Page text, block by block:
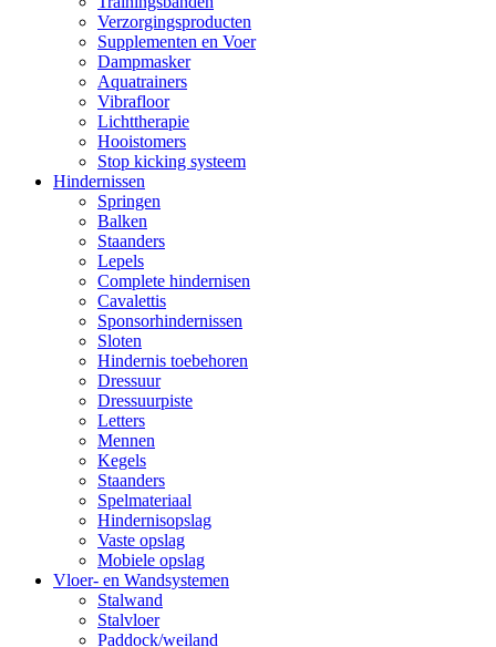
Verzorgingsproducten
Supplementen en Voer
Dampmasker
Aquatrainers
Vibrafloor
Lichttherapie
Hooistomers
Stop kicking systeem
Hindernissen
Springen
Balken
Staanders
Lepels
Complete hindernisen
Cavalettis
Sponsorhindernissen
Sloten
Hindernis toebehoren
Dressuur
Dressuurpiste
Letters
Mennen
Kegels
Staanders
Spelmateriaal
Hindernisopslag
Vaste opslag
Mobiele opslag
Vloer- en Wandsystemen
Stalwand
Stalvloer
Paddock/weiland